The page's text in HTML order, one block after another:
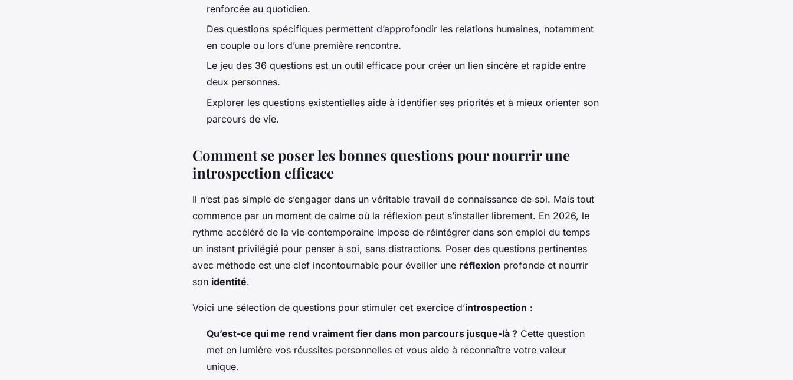
renforcée au quotidien.
Des questions spécifiques permettent d’approfondir les relations humaines, notamment
en couple ou lors d’une première rencontre.
Le jeu des 36 questions est un outil efficace pour créer un lien sincère et rapide entre
deux personnes.
Explorer les questions existentielles aide à identifier ses priorités et à mieux orienter son
parcours de vie.
Comment se poser les bonnes questions pour nourrir une
introspection efficace
Il n’est pas simple de s’engager dans un véritable travail de connaissance de soi. Mais tout
commence par un moment de calme où la réflexion peut s’installer librement. En 2026, le
rythme accéléré de la vie contemporaine impose de réintégrer dans son emploi du temps
un instant privilégié pour penser à soi, sans distractions. Poser des questions pertinentes
avec méthode est une clef incontournable pour éveiller une réflexion profonde et nourrir
son identité.
Voici une sélection de questions pour stimuler cet exercice d’introspection :
Qu’est-ce qui me rend vraiment fier dans mon parcours jusque-là ? Cette question
met en lumière vos réussites personnelles et vous aide à reconnaître votre valeur
unique.